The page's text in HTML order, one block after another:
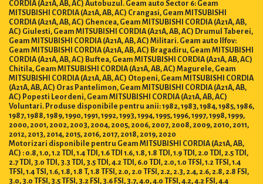
MITSUBISHI CORDIA (A21A, AB, AC) Crangasi, Geam MITSUBISHI
CORDIA (A21A, AB, AC) Ghencea, Geam MITSUBISHI CORDIA (A21A, AB,
AC) Giulesti, Geam MITSUBISHI CORDIA (A21A, AB, AC) Drumul Taberei,
Geam MITSUBISHI CORDIA (A21A, AB, AC) Militari. Geam auto Ilfov:
Geam MITSUBISHI CORDIA (A21A, AB, AC) Bragadiru, Geam MITSUBISHI
CORDIA (A21A, AB, AC) Buftea, Geam MITSUBISHI CORDIA (A21A, AB, AC)
Chitila, Geam MITSUBISHI CORDIA (A21A, AB, AC) Magurele, Geam
MITSUBISHI CORDIA (A21A, AB, AC) Otopeni, Geam MITSUBISHI CORDIA
(A21A, AB, AC) Oras Pantelimon, Geam MITSUBISHI CORDIA (A21A, AB,
AC) Popesti Leordeni, Geam MITSUBISHI CORDIA (A21A, AB, AC)
Voluntari. Produse disponibile pentru anii: 1982, 1983, 1984, 1985, 1986,
1987, 1988, 1989, 1990, 1991, 1992, 1993, 1994, 1995, 1996, 1997, 1998, 1999,
2000, 2001, 2002, 2003, 2004, 2005, 2006, 2007, 2008, 2009, 2010, 2011,
2012, 2013, 2014, 2015, 2016, 2017, 2018, 2019, 2020
Motorizari disponibile pentru Geam MITSUBISHI CORDIA (A21A, AB,
AC) : 0.8, 1.0, 1.2 TDI, 1.4 TDI, 1.6 TDI 1.6, 1.8, 1.8 TDI, 1.9 TDI, 2.0 TDI, 2.5 TDI,
2.7 TDI, 3.0 TDI, 3.3 TDI, 3.5 TDI, 4.2 TDI, 6.0 TDI, 2.0, 1.0 TFSI, 1.2 TFSI, 1.4
TFSI, 1.4 TSI, 1.6, 1.8, 1.8 T, 1.8 TFSI, 2.0, 2.0 TFSI, 2.2, 2.3, 2.4, 2.6, 2.8, 2.8 FSI,
3.0, 3.0 TFSI, 3.5 TFSI, 3.2 FSI, 3.6 FSI, 3.7, 4.0, 4.0 TFSI, 4.2, 4.2 FSI, 4.4